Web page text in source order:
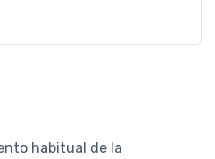
habitual de la